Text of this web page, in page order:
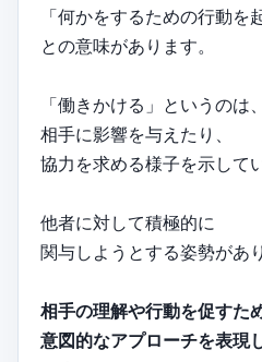
「何かをするための行動を
との意味があります。
「働きかける」というのは、
相手に影響を与えたり、
協力を求める様子を示して
他者に対して積極的に
関与しようとする姿勢があり
相手の理解や行動を促すた
意図的なアプローチを表現